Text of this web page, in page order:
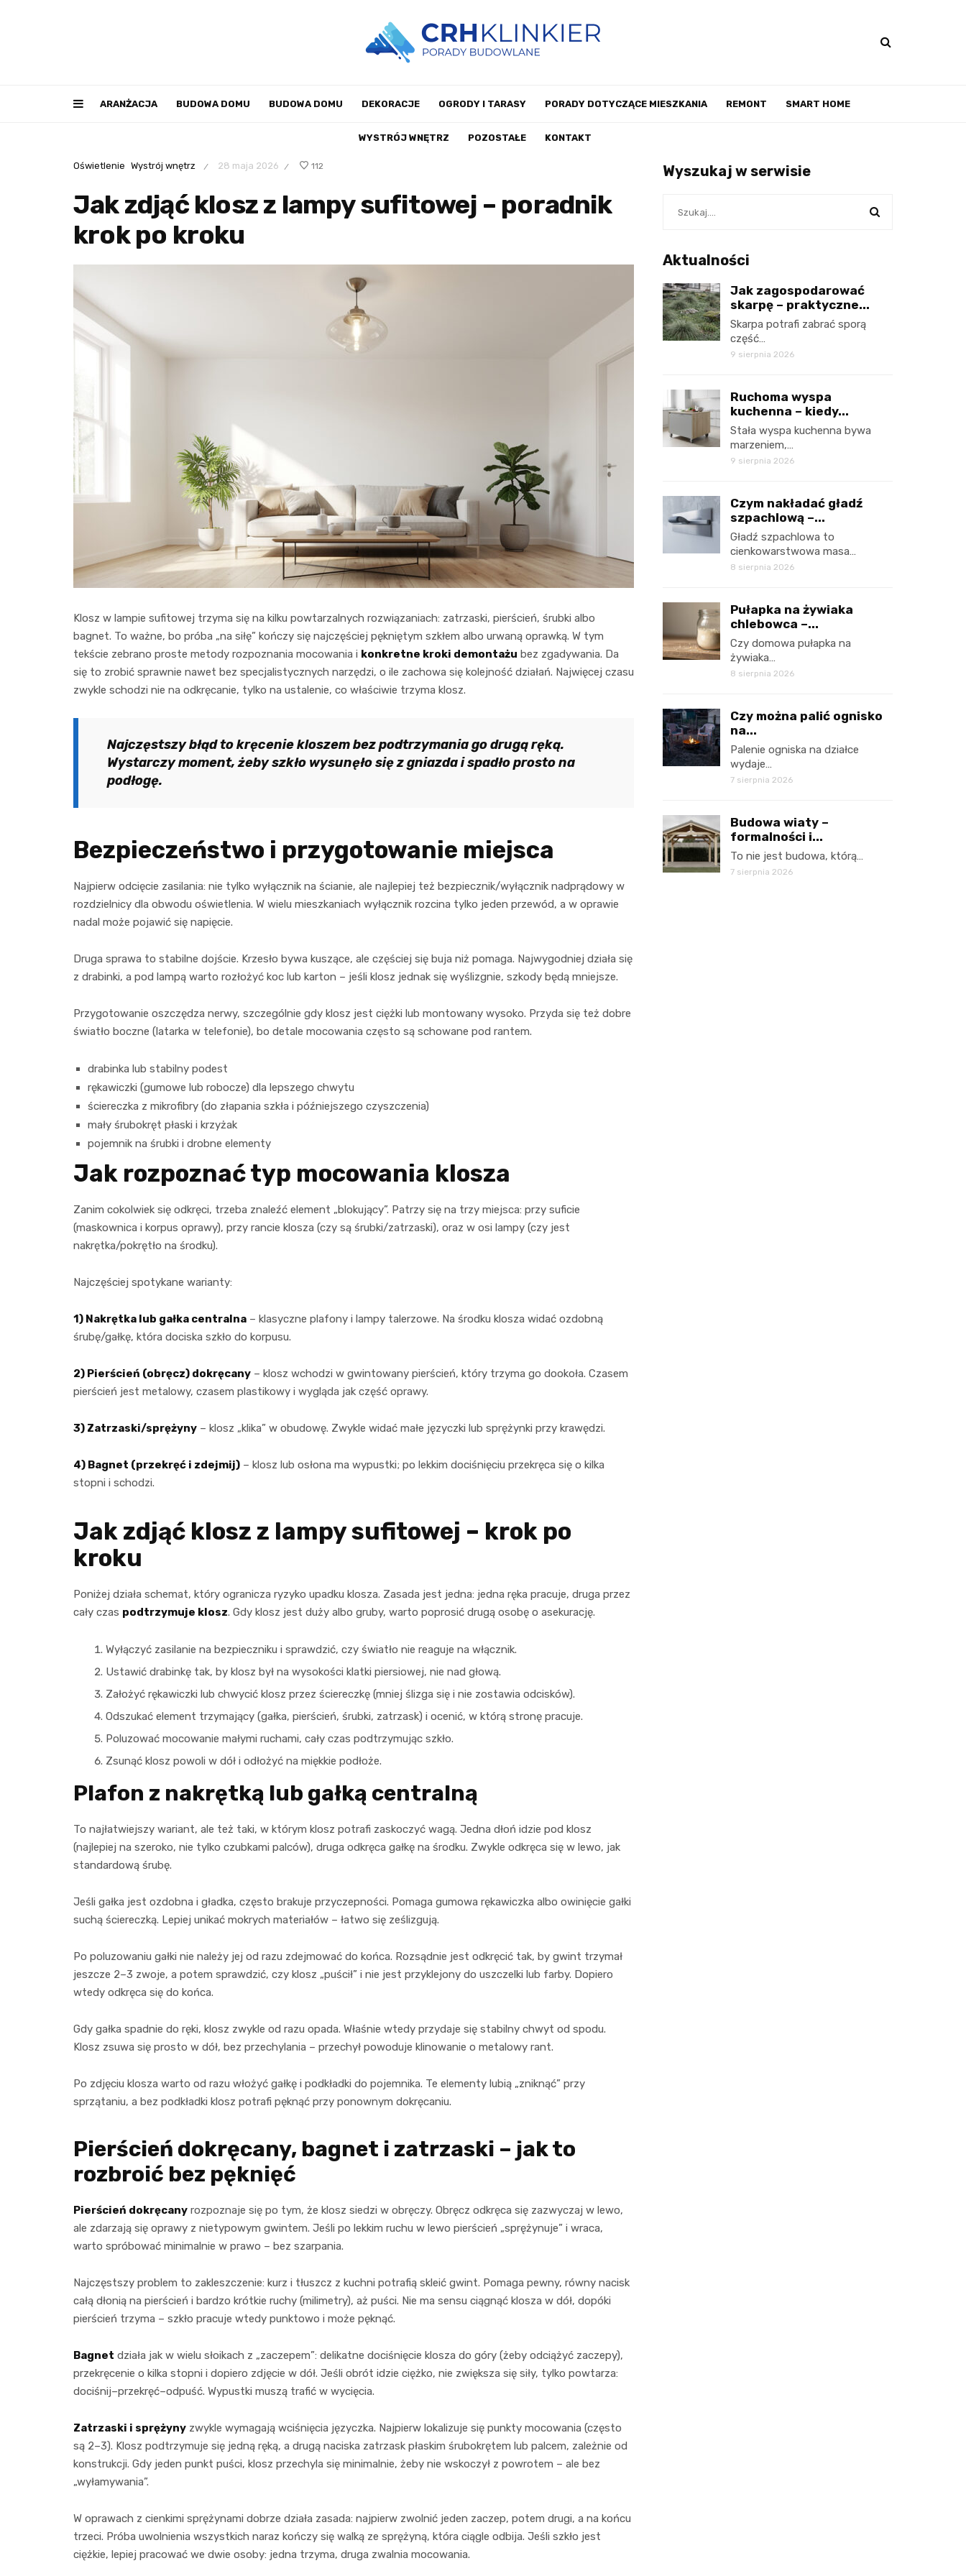
ARANŻACJA BUDOWA DOMU BUDOWA DOMU DEKORACJE OGRODY I TARASY PORADY DOTYCZĄCE MIESZKANIA REMONT SMART HOME
WYSTRÓJ WNĘTRZ POZOSTAŁE KONTAKT
Oświetlenie Wystrój wnętrz / 28 maja 2026 / 112
Jak zdjąć klosz z lampy sufitowej – poradnik
krok po kroku
Klosz w lampie sufitowej trzyma się na kilku powtarzalnych rozwiązaniach: zatrzaski, pierścień, śrubki albo
bagnet. To ważne, bo próba „na siłę” kończy się najczęściej pękniętym szkłem albo urwaną oprawką. W tym
tekście zebrano proste metody rozpoznania mocowania i konkretne kroki demontażu bez zgadywania. Da
się to zrobić sprawnie nawet bez specjalistycznych narzędzi, o ile zachowa się kolejność działań. Najwięcej czasu
zwykle schodzi nie na odkręcanie, tylko na ustalenie, co właściwie trzyma klosz.
Najczęstszy błąd to kręcenie kloszem bez podtrzymania go drugą ręką.
Wystarczy moment, żeby szkło wysunęło się z gniazda i spadło prosto na
podłogę.
Bezpieczeństwo i przygotowanie miejsca
Najpierw odcięcie zasilania: nie tylko wyłącznik na ścianie, ale najlepiej też bezpiecznik/wyłącznik nadprądowy w
rozdzielnicy dla obwodu oświetlenia. W wielu mieszkaniach wyłącznik rozcina tylko jeden przewód, a w oprawie
nadal może pojawić się napięcie.
Druga sprawa to stabilne dojście. Krzesło bywa kuszące, ale częściej się buja niż pomaga. Najwygodniej działa się
z drabinki, a pod lampą warto rozłożyć koc lub karton – jeśli klosz jednak się wyślizgnie, szkody będą mniejsze.
Przygotowanie oszczędza nerwy, szczególnie gdy klosz jest ciężki lub montowany wysoko. Przyda się też dobre
światło boczne (latarka w telefonie), bo detale mocowania często są schowane pod rantem.
drabinka lub stabilny podest
rękawiczki (gumowe lub robocze) dla lepszego chwytu
ściereczka z mikrofibry (do złapania szkła i późniejszego czyszczenia)
mały śrubokręt płaski i krzyżak
pojemnik na śrubki i drobne elementy
Jak rozpoznać typ mocowania klosza
Zanim cokolwiek się odkręci, trzeba znaleźć element „blokujący”. Patrzy się na trzy miejsca: przy suficie
(maskownica i korpus oprawy), przy rancie klosza (czy są śrubki/zatrzaski), oraz w osi lampy (czy jest
nakrętka/pokrętło na środku).
Najczęściej spotykane warianty:
1) Nakrętka lub gałka centralna – klasyczne plafony i lampy talerzowe. Na środku klosza widać ozdobną
śrubę/gałkę, która dociska szkło do korpusu.
2) Pierścień (obręcz) dokręcany – klosz wchodzi w gwintowany pierścień, który trzyma go dookoła. Czasem
pierścień jest metalowy, czasem plastikowy i wygląda jak część oprawy.
3) Zatrzaski/sprężyny – klosz „klika” w obudowę. Zwykle widać małe języczki lub sprężynki przy krawędzi.
4) Bagnet (przekręć i zdejmij) – klosz lub osłona ma wypustki; po lekkim dociśnięciu przekręca się o kilka
stopni i schodzi.
Jak zdjąć klosz z lampy sufitowej – krok po
kroku
Poniżej działa schemat, który ogranicza ryzyko upadku klosza. Zasada jest jedna: jedna ręka pracuje, druga przez
cały czas podtrzymuje klosz. Gdy klosz jest duży albo gruby, warto poprosić drugą osobę o asekurację.
Wyłączyć zasilanie na bezpieczniku i sprawdzić, czy światło nie reaguje na włącznik.
Ustawić drabinkę tak, by klosz był na wysokości klatki piersiowej, nie nad głową.
Założyć rękawiczki lub chwycić klosz przez ściereczkę (mniej ślizga się i nie zostawia odcisków).
Odszukać element trzymający (gałka, pierścień, śrubki, zatrzask) i ocenić, w którą stronę pracuje.
Poluzować mocowanie małymi ruchami, cały czas podtrzymując szkło.
Zsunąć klosz powoli w dół i odłożyć na miękkie podłoże.
Plafon z nakrętką lub gałką centralną
To najłatwiejszy wariant, ale też taki, w którym klosz potrafi zaskoczyć wagą. Jedna dłoń idzie pod klosz
(najlepiej na szeroko, nie tylko czubkami palców), druga odkręca gałkę na środku. Zwykle odkręca się w lewo, jak
standardową śrubę.
Jeśli gałka jest ozdobna i gładka, często brakuje przyczepności. Pomaga gumowa rękawiczka albo owinięcie gałki
suchą ściereczką. Lepiej unikać mokrych materiałów – łatwo się ześlizgują.
Po poluzowaniu gałki nie należy jej od razu zdejmować do końca. Rozsądnie jest odkręcić tak, by gwint trzymał
jeszcze 2–3 zwoje, a potem sprawdzić, czy klosz „puścił” i nie jest przyklejony do uszczelki lub farby. Dopiero
wtedy odkręca się do końca.
Gdy gałka spadnie do ręki, klosz zwykle od razu opada. Właśnie wtedy przydaje się stabilny chwyt od spodu.
Klosz zsuwa się prosto w dół, bez przechylania – przechył powoduje klinowanie o metalowy rant.
Po zdjęciu klosza warto od razu włożyć gałkę i podkładki do pojemnika. Te elementy lubią „zniknąć” przy
sprzątaniu, a bez podkładki klosz potrafi pęknąć przy ponownym dokręcaniu.
Pierścień dokręcany, bagnet i zatrzaski – jak to
rozbroić bez pęknięć
Pierścień dokręcany rozpoznaje się po tym, że klosz siedzi w obręczy. Obręcz odkręca się zazwyczaj w lewo,
ale zdarzają się oprawy z nietypowym gwintem. Jeśli po lekkim ruchu w lewo pierścień „sprężynuje” i wraca,
warto spróbować minimalnie w prawo – bez szarpania.
Najczęstszy problem to zakleszczenie: kurz i tłuszcz z kuchni potrafią skleić gwint. Pomaga pewny, równy nacisk
całą dłonią na pierścień i bardzo krótkie ruchy (milimetry), aż puści. Nie ma sensu ciągnąć klosza w dół, dopóki
pierścień trzyma – szkło pracuje wtedy punktowo i może pęknąć.
Bagnet działa jak w wielu słoikach z „zaczepem”: delikatne dociśnięcie klosza do góry (żeby odciążyć zaczepy),
przekręcenie o kilka stopni i dopiero zdjęcie w dół. Jeśli obrót idzie ciężko, nie zwiększa się siły, tylko powtarza:
dociśnij–przekręć–odpuść. Wypustki muszą trafić w wycięcia.
Zatrzaski i sprężyny zwykle wymagają wciśnięcia języczka. Najpierw lokalizuje się punkty mocowania (często
są 2–3). Klosz podtrzymuje się jedną ręką, a drugą naciska zatrzask płaskim śrubokrętem lub palcem, zależnie od
konstrukcji. Gdy jeden punkt puści, klosz przechyla się minimalnie, żeby nie wskoczył z powrotem – ale bez
„wyłamywania”.
W oprawach z cienkimi sprężynami dobrze działa zasada: najpierw zwolnić jeden zaczep, potem drugi, a na końcu
trzeci. Próba uwolnienia wszystkich naraz kończy się walką ze sprężyną, która ciągle odbija. Jeśli szkło jest
ciężkie, lepiej pracować we dwie osoby: jedna trzyma, druga zwalnia mocowania.
Wyszukaj w serwisie
Aktualności
Jak zagospodarować
skarpę – praktyczne...
Skarpa potrafi zabrać sporą
część…
9 sierpnia 2026
Ruchoma wyspa
kuchenna – kiedy...
Stała wyspa kuchenna bywa
marzeniem,…
9 sierpnia 2026
Czym nakładać gładź
szpachlową –...
Gładź szpachlowa to
cienkowarstwowa masa…
8 sierpnia 2026
Pułapka na żywiaka
chlebowca –...
Czy domowa pułapka na
żywiaka…
8 sierpnia 2026
Czy można palić ognisko
na...
Palenie ogniska na działce
wydaje…
7 sierpnia 2026
Budowa wiaty –
formalności i...
To nie jest budowa, którą…
7 sierpnia 2026